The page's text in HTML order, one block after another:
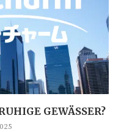
GEWÄSSER?